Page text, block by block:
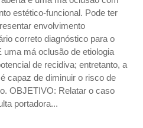
estético-funcional. Pode ter
envolvimento
correto diagnóstico para o
má oclusão de etiologia
de recidiva; entretanto, a
capaz de diminuir o risco de
OBJETIVO: Relatar o caso
portadora...